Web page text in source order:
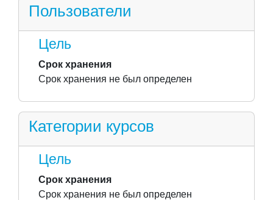
Пользователи
Цель
Срок хранения
Срок хранения не был определен
Категории курсов
Цель
Срок хранения
Срок хранения не был определен